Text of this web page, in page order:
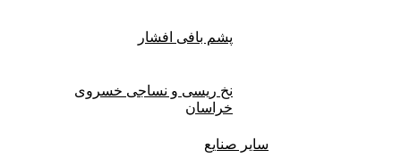
پشم بافی افشار
نخ ریسی و نساجی خسروی
خراسان
سایر صنایع